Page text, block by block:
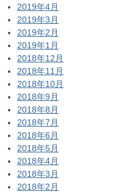
2019年4月
2019年3月
2019年2月
2019年1月
2018年12月
2018年11月
2018年10月
2018年9月
2018年8月
2018年7月
2018年6月
2018年5月
2018年4月
2018年3月
2018年2月